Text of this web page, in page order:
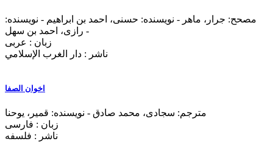
مصحح: جرار، ماهر - نویسنده: حسنی، احمد بن ابراهیم - نویسنده:
رازی، احمد بن سهل -
زبان : عربی
ناشر : دار الغرب الإسلامي
اخوان الصفا
مترجم: سجادی، محمد صادق - نویسنده: قمیر، یوحنا
زبان : فارسی
ناشر : فلسفه